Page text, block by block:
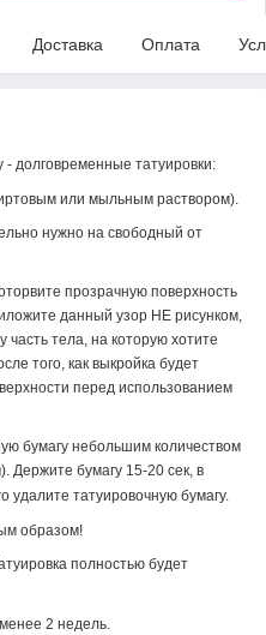
Доставка Оплата
- долговременные татуировки:
или мыльным раствором).
нужно на свободный от
прозрачную поверхность
данный узор НЕ рисунком,
тела, на которую хотите
того, как выкройка будет
перед использованием
бумагу небольшим количеством
Держите бумагу 15-20 сек, в
удалите татуировочную бумагу.
образом!
полностью будет
2 недель.